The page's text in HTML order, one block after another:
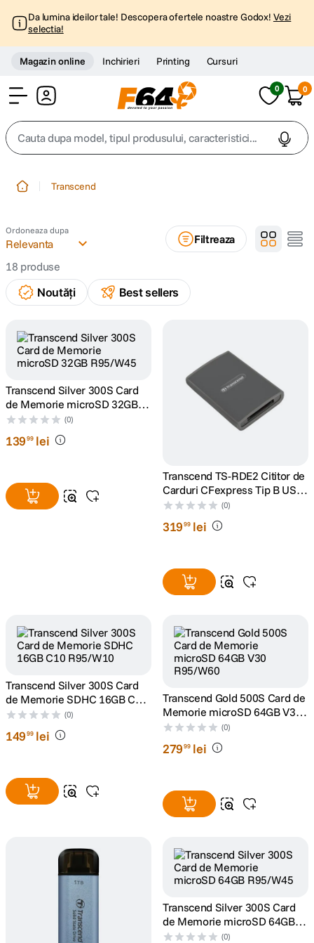
Da lumina ideilor tale! Descopera ofertele noastre Godox! Vezi
selectia!
Magazin online Inchirieri Printing Cursuri
0 0
Cauta dupa model, tipul produsului, caracteristici...
2. trepied
3. trepied telefon
5. canon sx740 hs
7 card memorie
8. ulanzi
9.
Transcend
Ordoneaza dupa
Relevanta
Filtreaza
18 produse
Noutăți
Best sellers
Transcend Silver 300S Card
de Memorie microSD 32GB
R95/W45
(0)
13999 lei
Transcend TS-RDE2 Cititor de
Carduri CFexpress Tip B USB
3.2 Gen 2x2 Tip C
(0)
31999 lei
Transcend Silver 300S Card
de Memorie SDHC 16GB C10
R95/W10
(0)
14999 lei
Transcend Gold 500S Card de
Memorie microSD 64GB V30
R95/W60
(0)
27999 lei
Transcend Silver 300S Card
de Memorie microSD 64GB
R95/W45
(0)